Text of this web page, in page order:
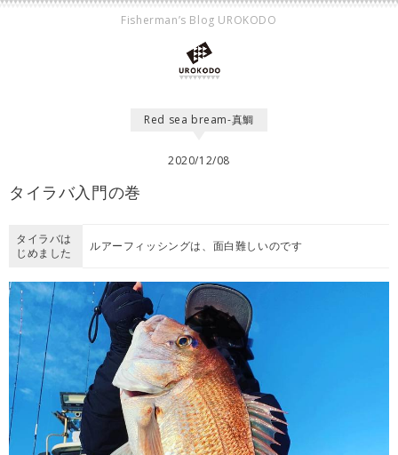
Fisherman’s Blog UROKODO
Red sea bream-真鯛
2020/12/08
タイラバ入門の巻
タイラバは
じめました
ルアーフィッシングは、面白難しいのです